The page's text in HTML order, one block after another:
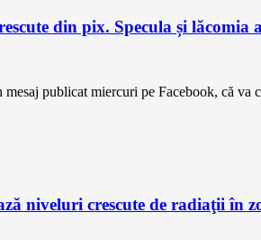
din pix. Specula și lăcomia
publicat miercuri pe Facebook, că va
niveluri crescute de radiaţii în